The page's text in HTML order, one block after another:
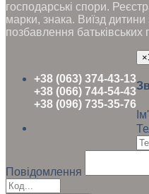
господарські спори.
марки, знака. Виїзд дитини
позбавлення батьківських
+38 (063) 374-43-13
+38 (066) 744-54-43
+38 (096) 735-35-76
×
Повідомлення